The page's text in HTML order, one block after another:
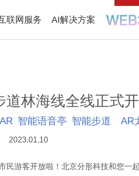
联网服务 AI解决方案
道林海线全线正式
AR 智能语音亭 智能步道 AR
2023.01.10
游客开放啦！北京分形科技和您一起